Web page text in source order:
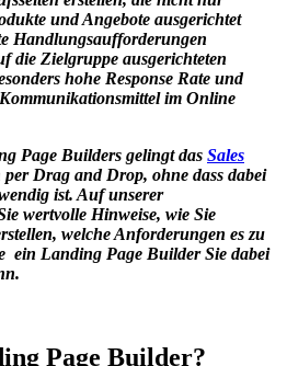
und Angebote ausgerichtet
Handlungsaufforderungen
die Zielgruppe ausgerichteten
hohe Response Rate und
im Online
Page Builders gelingt das Sales
per Drag and Drop, ohne dass dabei
ist. Auf unserer
wertvolle Hinweise, wie Sie
welche Anforderungen es zu
ein Landing Page Builder Sie dabei
Page Builder?